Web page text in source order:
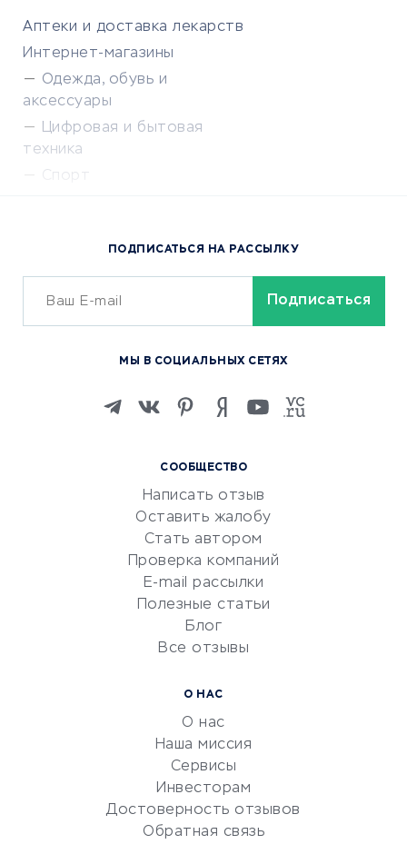
Аптеки и доставка лекарств
Интернет-магазины
Одежда, обувь и
аксессуары
Цифровая и бытовая
техника
Спорт
Сервисы доставки
ОБУЧЕНИЕ И РАБОТА
Изучение иностранных
Маркетинг и продажи
Репетиторство
Красота и здоровье
Сервисы по поиску работы
Сетевой маркетинг
УСЛУГИ ДЛЯ БИЗНЕСА
документооборот
Юридические компании
СООБЩЕСТВО
Написать отзыв
Оставить жалобу
Стать автором
Проверка компаний
E-mail рассылки
Полезные статьи
Блог
Все отзывы
О НАС
О нас
Наша миссия
Сервисы
Инвесторам
Достоверность отзывов
Обратная связь
ПОДПИСАТЬСЯ НА РАССЫЛКУ
МЫ В СОЦИАЛЬНЫХ СЕТЯХ